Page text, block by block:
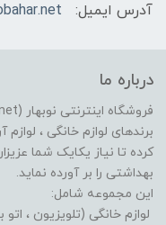
آدرس ایمیل:
درباره ما
برندهای لوازم خانگی ،
کرده تا نیاز یکایک شما
بهداشتی را بر آورده نماید.
این مجموعه شامل:
لوازم خانگی (تلویزیون ، اتو